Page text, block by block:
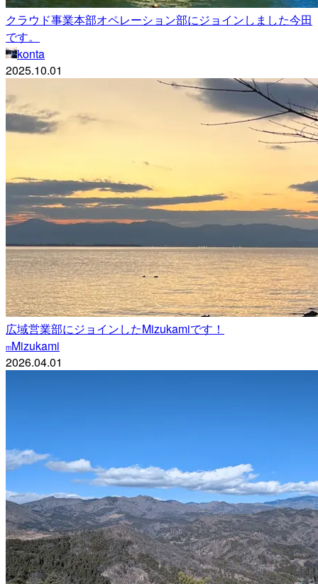
クラウド事業本部オペレーション部にジョインしました今田
です。
konta
2025.10.01
広域営業部にジョインしたMizukamiです！
mMizukami
2026.04.01